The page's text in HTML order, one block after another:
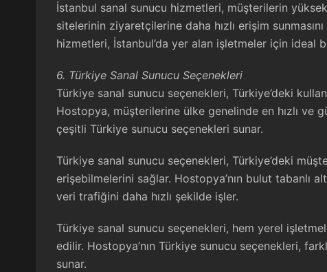
İstanbul sanal sunucu hizmetleri, müşterilerin
sitelerinin ziyaretçilerine daha hızlı erişim
hizmetleri, İstanbul’da yer alan işletmeler için ideal
6. Türkiye Sanal Sunucu Seçenekleri
Türkiye sanal sunucu seçenekleri, Türkiye’deki
Hostopya, müşterilerine ülke genelinde en hızlı ve
çeşitli Türkiye sunucu seçenekleri sunar.
Türkiye sanal sunucu seçenekleri, Türkiye’deki
erişebilmelerini sağlar. Hostopya’nın bulut tabanlı
veri trafiğini daha hızlı şekilde işler.
Türkiye sanal sunucu seçenekleri, hem yerel
edilir. Hostopya’nın Türkiye sunucu seçenekleri,
sunar.